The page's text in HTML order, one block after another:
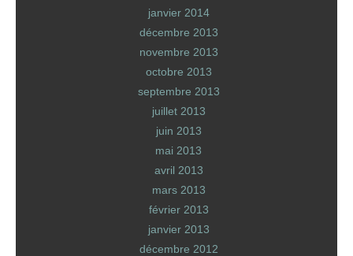
janvier 2014
décembre 2013
novembre 2013
octobre 2013
septembre 2013
juillet 2013
juin 2013
mai 2013
avril 2013
mars 2013
février 2013
janvier 2013
décembre 2012